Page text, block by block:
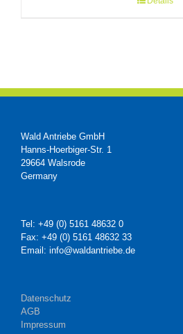
Wald Antriebe GmbH
Hanns-Hoerbiger-Str. 1
29664 Walsrode
Germany
Tel: +49 (0) 5161 48632 0
Fax: +49 (0) 5161 48632 33
Email: info@waldantriebe.de
Datenschutz
AGB
Impressum